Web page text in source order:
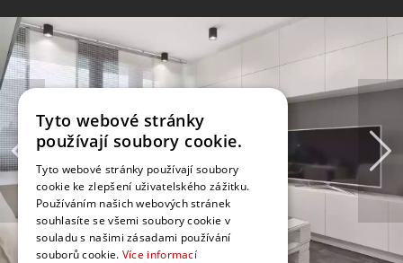
Tyto webové stránky
používají soubory cookie.
Tyto webové stránky používají soubory
cookie ke zlepšení uživatelského zážitku.
Používáním našich webových stránek
souhlasíte se všemi soubory cookie v
souladu s našimi zásadami používání
souborů cookie. Více informací